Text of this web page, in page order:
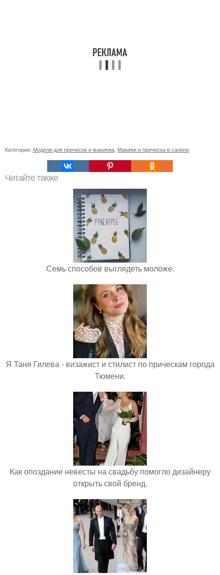
Категории: Модели для причесок и макияжа Макияж и прическа в салоне
Читайте также
Семь способов выглядеть моложе.
Я Таня Гилева - визажист и стилист по прическам города
Тюмени.
Как опоздание невесты на свадьбу помогло дизайнеру
открыть свой бренд.